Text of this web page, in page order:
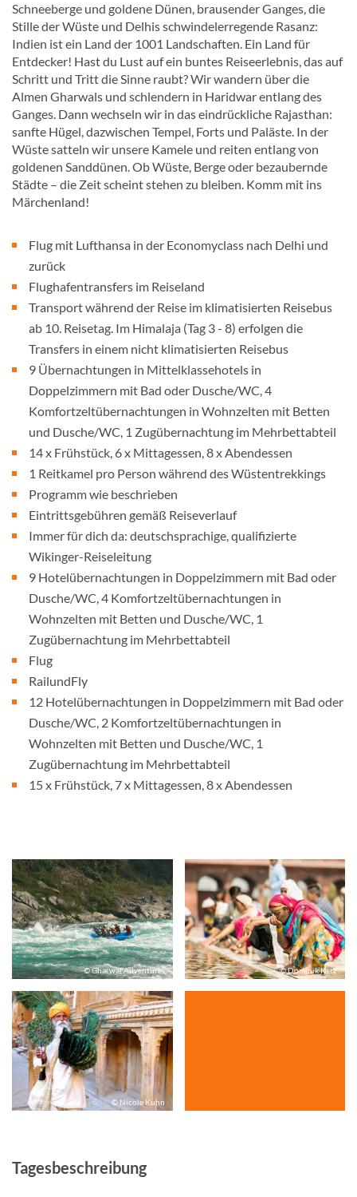
Schneeberge und goldene Dünen, brausender Ganges, die
Stille der Wüste und Delhis schwindelerregende Rasanz:
Indien ist ein Land der 1001 Landschaften. Ein Land für
Entdecker! Hast du Lust auf ein buntes Reiseerlebnis, das auf
Schritt und Tritt die Sinne raubt? Wir wandern über die
Almen Gharwals und schlendern in Haridwar entlang des
Ganges. Dann wechseln wir in das eindrückliche Rajasthan:
sanfte Hügel, dazwischen Tempel, Forts und Paläste. In der
Wüste satteln wir unsere Kamele und reiten entlang von
goldenen Sanddünen. Ob Wüste, Berge oder bezaubernde
Städte – die Zeit scheint stehen zu bleiben. Komm mit ins
Märchenland!
Flug mit Lufthansa in der Economyclass nach Delhi und
zurück
Flughafentransfers im Reiseland
Transport während der Reise im klimatisierten Reisebus
ab 10. Reisetag. Im Himalaja (Tag 3 - 8) erfolgen die
Transfers in einem nicht klimatisierten Reisebus
9 Übernachtungen in Mittelklassehotels in
Doppelzimmern mit Bad oder Dusche/WC, 4
Komfortzeltübernachtungen in Wohnzelten mit Betten
und Dusche/WC, 1 Zugübernachtung im Mehrbettabteil
14 x Frühstück, 6 x Mittagessen, 8 x Abendessen
1 Reitkamel pro Person während des Wüstentrekkings
Programm wie beschrieben
Eintrittsgebühren gemäß Reiseverlauf
Immer für dich da: deutschsprachige, qualifizierte
Wikinger-Reiseleitung
9 Hotelübernachtungen in Doppelzimmern mit Bad oder
Dusche/WC, 4 Komfortzeltübernachtungen in
Wohnzelten mit Betten und Dusche/WC, 1
Zugübernachtung im Mehrbettabteil
Flug
RailundFly
12 Hotelübernachtungen in Doppelzimmern mit Bad oder
Dusche/WC, 2 Komfortzeltübernachtungen in
Wohnzelten mit Betten und Dusche/WC, 1
Zugübernachtung im Mehrbettabteil
15 x Frühstück, 7 x Mittagessen, 8 x Abendessen
© Gharwal Adventures © Dominik Ketz
© Nicole Kuhn
Tagesbeschreibung